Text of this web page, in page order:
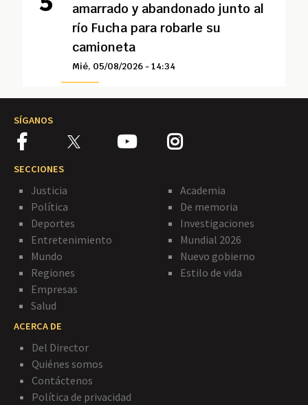
amarrado y abandonado junto al
río Fucha para robarle su
camioneta
Mié, 05/08/2026 - 14:34
SÍGANOS
SECCIONES
Justicia
Política
Deportes
Entretenimiento
Mundo
Regiones
Empresas
Salud
Academia
De memoria
Investigaciones
Mundial 2026
Nuevo gobierno
Estilo de vida
ACERCA DE
Del Director
Quiénes somos
Contáctenos
Política de privacidad